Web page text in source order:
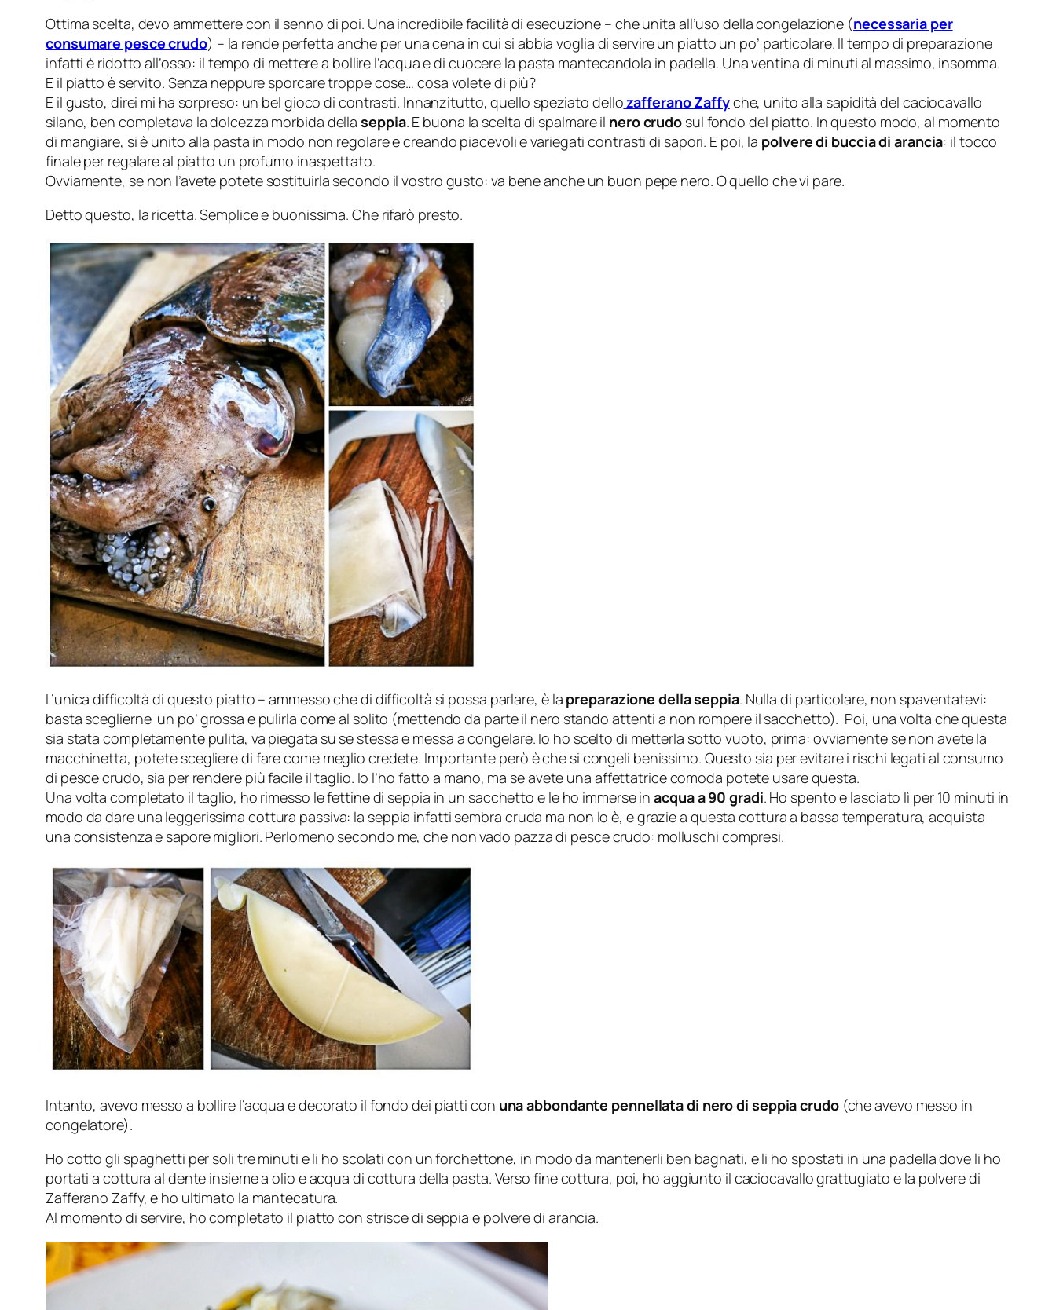
Ottima scelta, devo ammettere con il senno di poi. Una incredibile facilità di esecuzione – che unita all’uso della congelazione (necessaria per
consumare pesce crudo) – la rende perfetta anche per una cena in cui si abbia voglia di servire un piatto un po’ particolare. Il tempo di preparazione
infatti è ridotto all’osso: il tempo di mettere a bollire l’acqua e di cuocere la pasta mantecandola in padella. Una ventina di minuti al massimo, insomma.
E il piatto è servito. Senza neppure sporcare troppe cose… cosa volete di più?
E il gusto, direi mi ha sorpreso: un bel gioco di contrasti. Innanzitutto, quello speziato dellozafferano Zaffyche, unito alla sapidità del caciocavallo
silano, ben completava la dolcezza morbida della seppia. E buona la scelta di spalmare il nero crudo sul fondo del piatto. In questo modo, al momento
di mangiare, si è unito alla pasta in modo non regolare e creando piacevoli e variegati contrasti di sapori. E poi, la polvere di buccia di arancia: il tocco
finale per regalare al piatto un profumo inaspettato.
Ovviamente, se non l’avete potete sostituirla secondo il vostro gusto: va bene anche un buon pepe nero. O quello che vi pare.
Detto questo, la ricetta. Semplice e buonissima. Che rifarò presto.
L’unica difficoltà di questo piatto – ammesso che di difficoltà si possa parlare, è la preparazione della seppia. Nulla di particolare, non spaventatevi:
basta sceglierne un po’ grossa e pulirla come al solito (mettendo da parte il nero stando attenti a non rompere il sacchetto). Poi, una volta che questa
sia stata completamente pulita, va piegata su se stessa e messa a congelare. Io ho scelto di metterla sotto vuoto, prima: ovviamente se non avete la
macchinetta, potete scegliere di fare come meglio credete. Importante però è che si congeli benissimo. Questo sia per evitare i rischi legati al consumo
di pesce crudo, sia per rendere più facile il taglio. Io l’ho fatto a mano, ma se avete una affettatrice comoda potete usare questa.
Una volta completato il taglio, ho rimesso le fettine di seppia in un sacchetto e le ho immerse inacqua a 90 gradi. Ho spento e lasciato lì per 10 minuti in
modo da dare una leggerissima cottura passiva: la seppia infatti sembra cruda ma non lo è, e grazie a questa cottura a bassa temperatura, acquista
una consistenza e sapore migliori. Perlomeno secondo me, che non vado pazza di pesce crudo: molluschi compresi.
Intanto, avevo messo a bollire l’acqua e decorato il fondo dei piatti con una abbondante pennellata di nero di seppia crudo(che avevo messo in
congelatore).
Ho cotto gli spaghetti per soli tre minuti e li ho scolati con un forchettone, in modo da mantenerli ben bagnati, e li ho spostati in una padella dove li ho
portati a cottura al dente insieme a olio e acqua di cottura della pasta. Verso fine cottura, poi, ho aggiunto il caciocavallo grattugiato e la polvere di
Zafferano Zaffy, e ho ultimato la mantecatura.
Al momento di servire, ho completato il piatto con strisce di seppia e polvere di arancia.